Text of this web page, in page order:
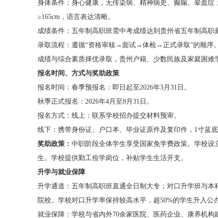
身体条件：身心健康，无传染病、精神病史、癫痫、晕血
≥165cm，语言表达清晰。
成绩条件：五年制高职班需中考成绩达到贵州省五年制高
录取流程：遵循“资格审核→面试→体检→正式录取”的顺序
成绩与综合素质择优录取，贵州户籍、少数民族及家庭困
报名时间、方式与奖助政策
报名时间：春季预报名：即日起至2026年3月31日。
秋季正式报名：2026年4月至8月31日。
报名方式：线上：联系学校招办提交材料预审。
线下：携带身份证、户口本、毕业证原件及复印件，1寸蓝
奖助政策： 中职阶段全体学生享受国家免学费政策。 学校设
生。学校提供勤工俭学岗位，补贴学生生活开支。
升学与就业保障
升学通道：五年制高职班直通全日制大专；对口升学班与
院校。学校对口升学率保持较高水平，超50%的学生升入公
就业保障：学校与省内外70余家医院、医药企业、康养机